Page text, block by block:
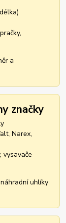
a
značky
Narex,
vysavače
uhlíky